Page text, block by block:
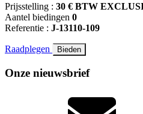
Prijsstelling : 30 € BTW
Aantel biedingen 0
Referentie : J-13110-109
Raadplegen Bieden
Onze nieuwsbrief